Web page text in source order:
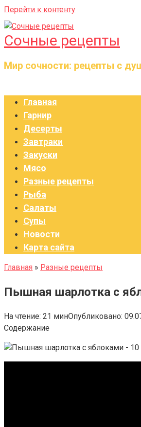
Перейти к контенту
Сочные рецепты
Мир сочности: рецепты с
Главная
Гарнир
Десерты
Завтраки
Закуски
Мясо
Разные рецепты
Рыба
Салаты
Супы
Новости
Карта сайта
Главная » Разные рецепты
Пышная шарлотка с
На чтение: 21 минОпубликовано:
Содержание